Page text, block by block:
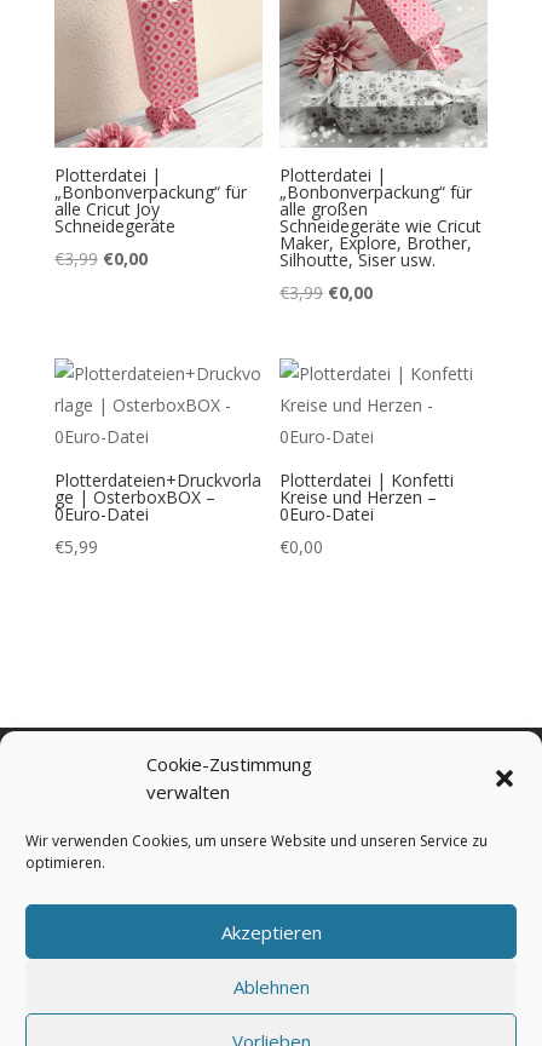
Cookie-Zustimmung
verwalten
Wir verwenden Cookies, um unsere Website und unseren Service zu
optimieren.
Akzeptieren
Ablehnen
Vorlieben
Plotterdatei |
„Bonbonverpackung“ für
alle Cricut Joy
Schneidegeräte
€3,99 Ursprünglicher
€0,00Aktueller
Plotterdatei |
„Bonbonverpackung“ für
alle großen
Schneidegeräte wie Cricut
Maker, Explore, Brother,
Silhoutte, Siser usw.
€3,99 Ursprünglicher
€3,99
€0,00Aktueller
€0,00.
Plotterdateien+Druckvorla
ge | OsterboxBOX –
0Euro-Datei
€5,99
Plotterdatei | Konfetti
Kreise und Herzen –
0Euro-Datei
€0,00
Bezahlung & Versand
Widerrufsbelehrung
Impressum
Datenschutzerklärung
ConnysKreativeWelt | Conny Prummer-Beischer |
©2021